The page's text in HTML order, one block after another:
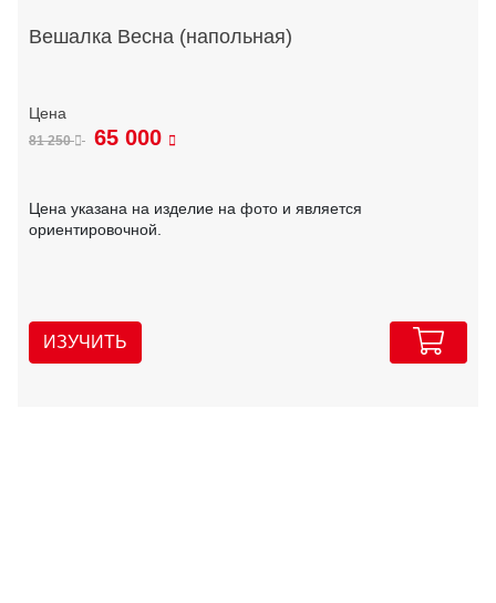
Вешалка Весна (напольная)
81 250 65 000
Цена указана на изделие на фото и является
ориентировочной.
ИЗУЧИТЬ